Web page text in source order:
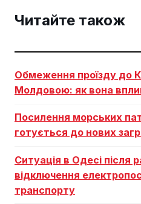
Читайте також
Обмеження проїзду до
Молдовою: як вона
Посилення морських
готується до нових
Ситуація в Одесі після
відключення
транспорту